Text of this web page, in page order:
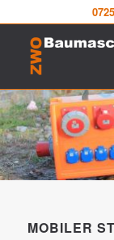
MOBILER